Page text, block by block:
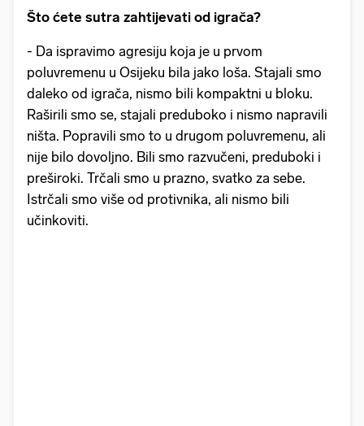
Što ćete sutra zahtijevati od igrača?
- Da ispravimo agresiju koja je u prvom
poluvremenu u Osijeku bila jako loša. Stajali smo
daleko od igrača, nismo bili kompaktni u bloku.
Raširili smo se, stajali preduboko i nismo napravili
ništa. Popravili smo to u drugom poluvremenu, ali
nije bilo dovoljno. Bili smo razvučeni, preduboki i
preširoki. Trčali smo u prazno, svatko za sebe.
Istrčali smo više od protivnika, ali nismo bili
učinkoviti.